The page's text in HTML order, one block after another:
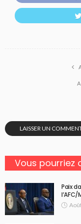
LAISSER UN
Vous pourriez
Paix